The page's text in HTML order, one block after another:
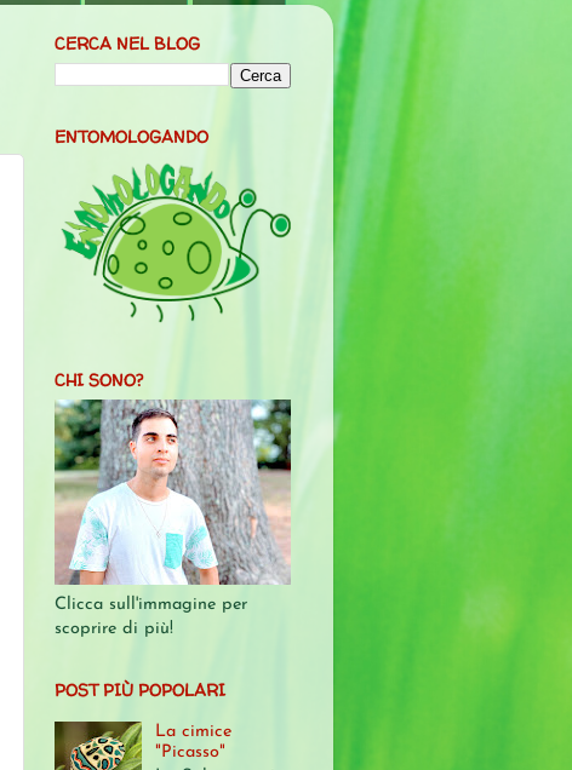
CERCA NEL BLOG
ENTOMOLOGANDO
CHI SONO?
Clicca sull'immagine per
scoprire di più!
POST PIÙ POPOLARI
La cimice
"Picasso"